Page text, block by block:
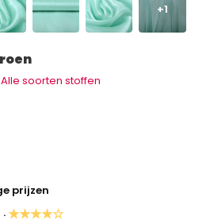
+1
soorten stoffen
prijzen
·★★★★☆